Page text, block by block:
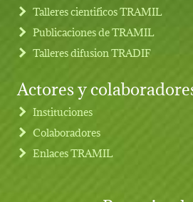
Talleres cientificos TRAMIL
Publicaciones de TRAMIL
Talleres difusion TRADIF
Actores y
Instituciones
Colaboradores
Enlaces TRAMIL